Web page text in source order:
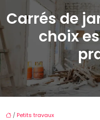
Carrés de
choix
/ Petits travaux